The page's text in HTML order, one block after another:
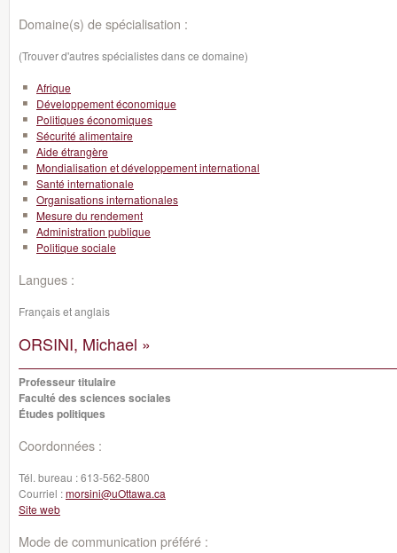
Domaine(s) de spécialisation :
(Trouver d'autres spécialistes dans ce domaine)
Afrique
Développement économique
Politiques économiques
Sécurité alimentaire
Aide étrangère
Mondialisation et développement international
Santé internationale
Organisations internationales
Mesure du rendement
Administration publique
Politique sociale
Langues :
Français et anglais
ORSINI, Michael »
Professeur titulaire
Faculté des sciences sociales
Études politiques
Coordonnées :
Tél. bureau :613-562-5800
Courriel :morsini@uOttawa.ca
Site web
Mode de communication préféré :